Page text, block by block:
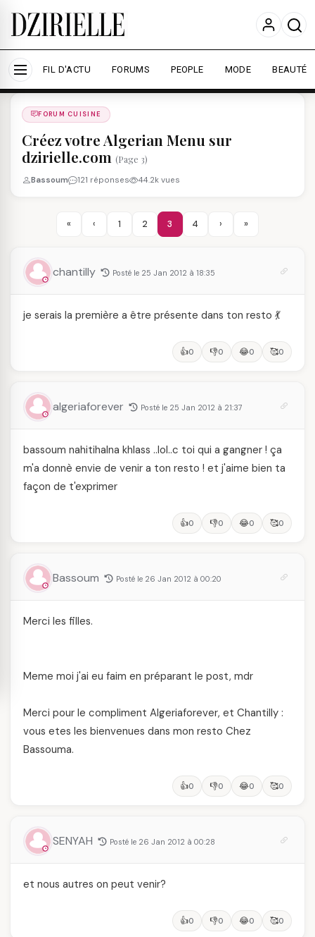
Nous utilisons des cookies pour améliorer votre
expérience et mesurer l'audience.
En savoir plus
Accepter tout Personnaliser
FIL D'ACTU FORUMS PEOPLE MODE BEAUTÉ
Forums
FORUM CUISINE
Créez votre Algerian Menu sur
dzirielle.com (Page 3)
Bassoum 121 réponses 44.2k vues
« ‹ 1 2 3 4 › »
chantilly Posté le 25 Jan 2012 à 18:35
je serais la première a être présente dans ton resto 💃
👍0 👎0 😂0 🥰0
algeriaforever Posté le 25 Jan 2012 à 21:37
bassoum nahitihalna khlass ..lol..c toi qui a gangner ! ça
m'a donnè envie de venir a ton resto ! et j'aime bien ta
façon de t'exprimer
👍0 👎0 😂0 🥰0
Bassoum Posté le 26 Jan 2012 à 00:20
Merci les filles.
Meme moi j'ai eu faim en préparant le post, mdr
Merci pour le compliment Algeriaforever, et Chantilly :
vous etes les bienvenues dans mon resto Chez
Bassouma.
👍0 👎0 😂0 🥰0
SENYAH Posté le 26 Jan 2012 à 00:28
et nous autres on peut venir?
👍0 👎0 😂0 🥰0